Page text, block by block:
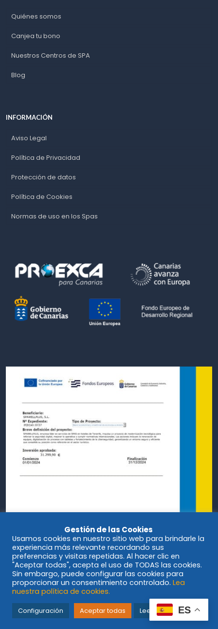
Quiénes somos
Canjea tu bono
Nuestros Centros de SPA
Blog
INFORMACIÓN
Aviso Legal
Política de Privacidad
Protección de datos
Política de Cookies
Normas de uso en los Spas
© Spawellplus 2023
Gestión de las Cookies
Usamos cookies en nuestro sitio web para brindarle la
experiencia más relevante recordando sus
preferencias y visitas repetidas. Al hacer clic en
"Aceptar todas", acepta el uso de TODAS las cookies.
Sin embargo, puede configurar las cookies para
proporcionar un consentimiento controlado. Lea
nuestra política de cookies.
Configuración Aceptar todas Leer más ES